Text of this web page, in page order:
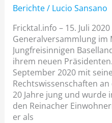
Berichte/ Lucio Sansano
Fricktal.info – 15. Juli
Generalversammlung im
Jungfreisinnigen
ihrem neuen
September 2020 mit
Rechtswissenschaften
20 Jahre jung und wurde
den Reinacher
er als